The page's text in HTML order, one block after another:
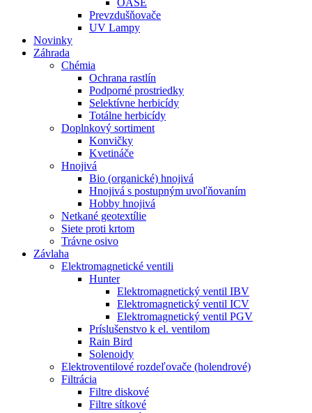
OASE
Prevzdušňovače
UV Lampy
Novinky
Záhrada
Chémia
Ochrana rastlín
Podporné prostriedky
Selektívne herbicídy
Totálne herbicídy
Doplnkový sortiment
Konvičky
Kvetináče
Hnojivá
Bio (organické) hnojivá
Hnojivá s postupným uvoľňovaním
Hobby hnojivá
Netkané geotextílie
Siete proti krtom
Trávne osivo
Závlaha
Elektromagnetické ventili
Hunter
Elektromagnetický ventil IBV
Elektromagnetický ventil ICV
Elektromagnetický ventil PGV
Príslušenstvo k el. ventilom
Rain Bird
Solenoidy
Elektroventilové rozdeľovače (holendrové)
Filtrácia
Filtre diskové
Filtre sítkové